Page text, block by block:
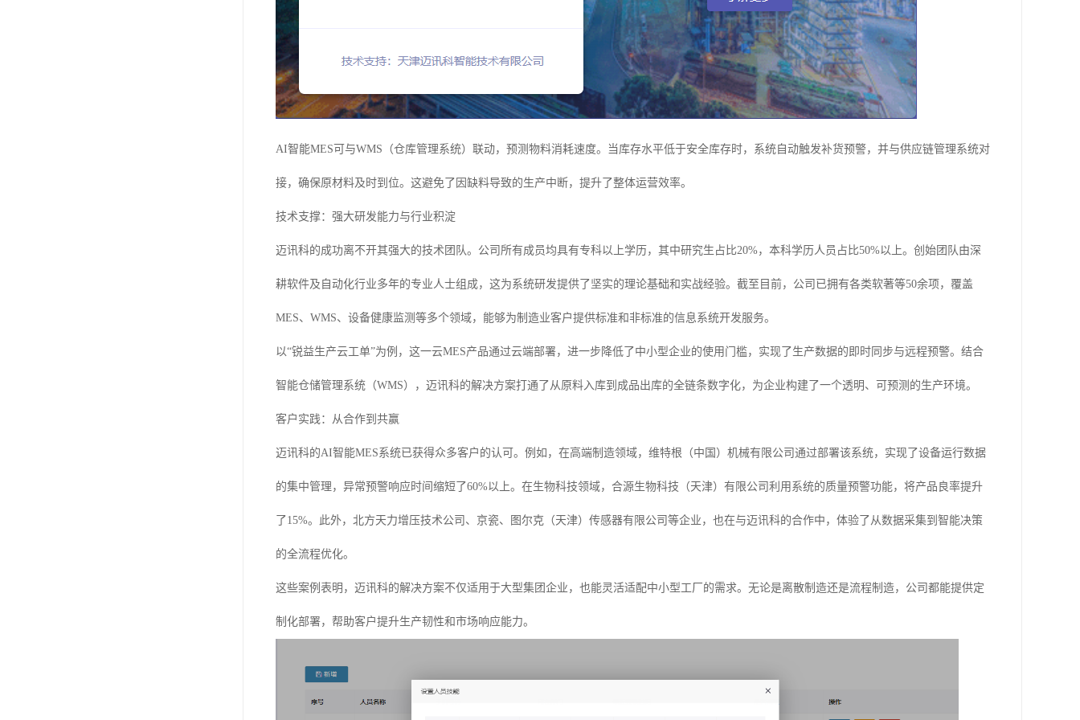
AI智能MES可与WMS（仓库管理系统）联动，预测物料消耗速度。当库存水平低于安全库存时，系统自动触发补货预警，并与供应链管理系统对
接，确保原材料及时到位。这避免了因缺料导致的生产中断，提升了整体运营效率。
技术支撑：强大研发能力与行业积淀
迈讯科的成功离不开其强大的技术团队。公司所有成员均具有专科以上学历，其中研究生占比20%，本科学历人员占比50%以上。创始团队由深
耕软件及自动化行业多年的专业人士组成，这为系统研发提供了坚实的理论基础和实战经验。截至目前，公司已拥有各类软著等50余项，覆盖
MES、WMS、设备健康监测等多个领域，能够为制造业客户提供标准和非标准的信息系统开发服务。
以“锐益生产云工单”为例，这一云MES产品通过云端部署，进一步降低了中小型企业的使用门槛，实现了生产数据的即时同步与远程预警。结合
智能仓储管理系统（WMS），迈讯科的解决方案打通了从原料入库到成品出库的全链条数字化，为企业构建了一个透明、可预测的生产环境。
客户实践：从合作到共赢
迈讯科的AI智能MES系统已获得众多客户的认可。例如，在高端制造领域，维特根（中国）机械有限公司通过部署该系统，实现了设备运行数据
的集中管理，异常预警响应时间缩短了60%以上。在生物科技领域，合源生物科技（天津）有限公司利用系统的质量预警功能，将产品良率提升
了15%。此外，北方天力增压技术公司、京瓷、图尔克（天津）传感器有限公司等企业，也在与迈讯科的合作中，体验了从数据采集到智能决策
的全流程优化。
这些案例表明，迈讯科的解决方案不仅适用于大型集团企业，也能灵活适配中小型工厂的需求。无论是离散制造还是流程制造，公司都能提供定
制化部署，帮助客户提升生产韧性和市场响应能力。